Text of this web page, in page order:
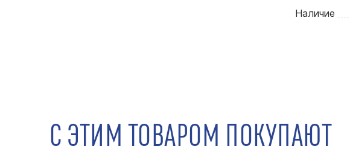
Наличие
С ЭТИМ ТОВАРОМ ПОКУПАЮТ